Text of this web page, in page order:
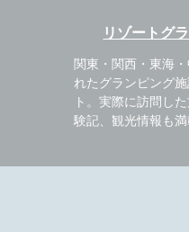
リゾートグ
関東・関西・東海
れたグランピング
ト。実際に訪問し
験記、観光情報も満